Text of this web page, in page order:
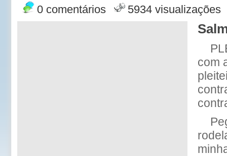
0 comentários 5934 visualizações
com